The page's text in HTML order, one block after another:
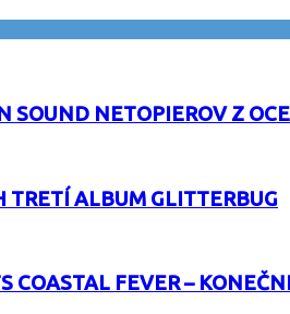
SOUND NETOPIEROV Z
TRETÍ ALBUM GLITTERBUG
COASTAL FEVER –